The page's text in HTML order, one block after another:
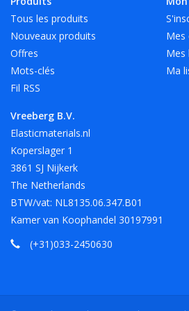
Tous les produits
Nouveaux produits
Offres
Mots-clés
Fil RSS
Mes
Mes
Ma
Vreeberg B.V.
Elasticmaterials.nl
Koperslager 1
3861 SJ Nijkerk
The Netherlands
BTW/vat: NL8135.06.347.B01
Kamer van Koophandel 30197991
(+31)033-2450630